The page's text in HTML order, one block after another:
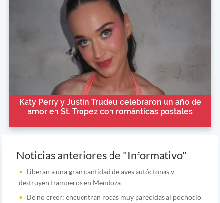
Katy Perry y Justin Trudeu celebraron un año de
amor en St. Tropez con románticas postales
Noticias anteriores de "Informativo"
Liberan a una gran cantidad de aves autóctonas y
destruyen tramperos en Mendoza
De no creer: encuentran rocas muy parecidas al pochoclo